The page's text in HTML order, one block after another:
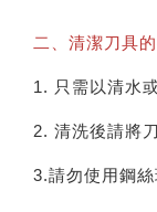
二、清潔刀具
1. 只需以清水
2. 清洗後請將
3.請勿使用鋼